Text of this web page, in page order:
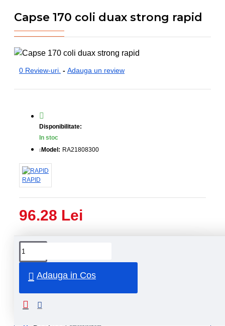
Capse 170 coli duax strong rapid
0 Review-uri. - Adauga un review
96.28 Lei
Disponibilitate:
In stoc
Model: RA21808300
RAPID
Adauga in Cos
curier